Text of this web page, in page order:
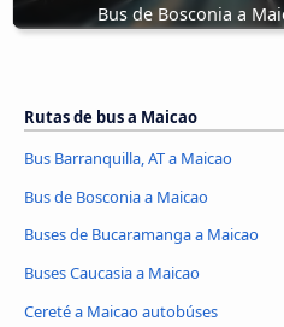
Bus de Bosconia a
Rutas de bus a Maicao
Bus Barranquilla, AT a Maicao
Bus de Bosconia a Maicao
Buses de Bucaramanga a Maicao
Buses Caucasia a Maicao
Cereté a Maicao autobúses